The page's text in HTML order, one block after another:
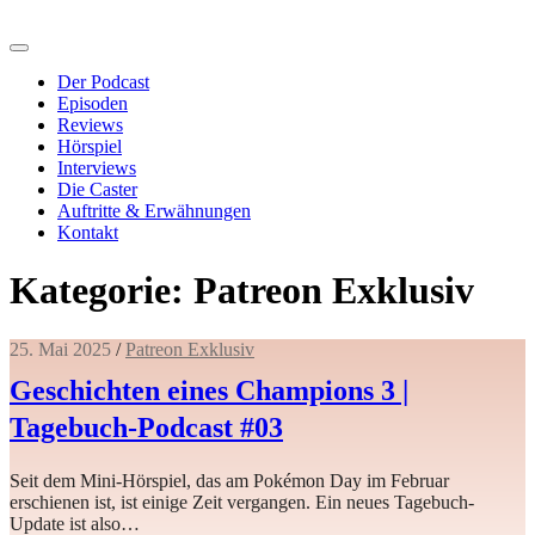
Der Podcast
Episoden
Reviews
Hörspiel
Interviews
Die Caster
Auftritte & Erwähnungen
Kontakt
Kategorie: Patreon Exklusiv
25. Mai 2025 /Patreon Exklusiv
Geschichten eines Champions 3 |
Tagebuch-Podcast #03
Seit dem Mini-Hörspiel, das am Pokémon Day im Februar
erschienen ist, ist einige Zeit vergangen. Ein neues Tagebuch-
Update ist also…